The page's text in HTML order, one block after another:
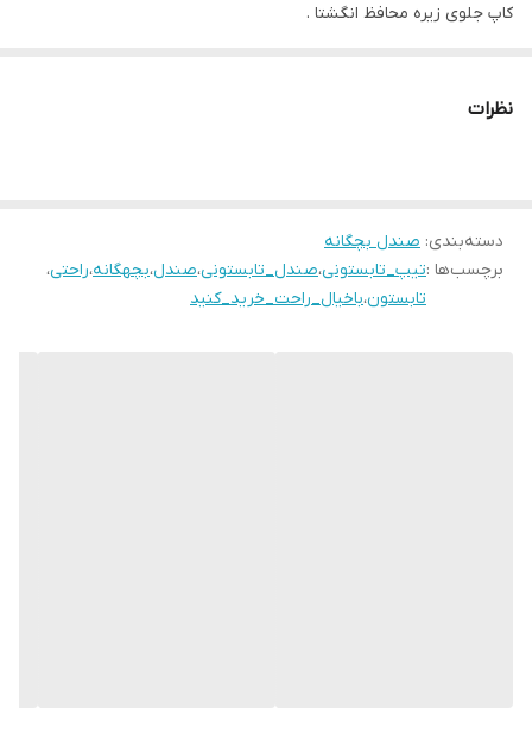
کاپ جلوی زیره محافظ انگشتا .
۳۰ مناسب پای ۱۸ سانـــــت
۳۱ مناسب پای ۱۸/۵ سانت
نظرات
دسته‌بندی: صندل بچگانه
برچسب‌ها :تیپ_تابستونی،صندل_تابستونی،صندل،بچهگانه،راحتی،
تابستون،باخیال_راحت_خرید_کنید